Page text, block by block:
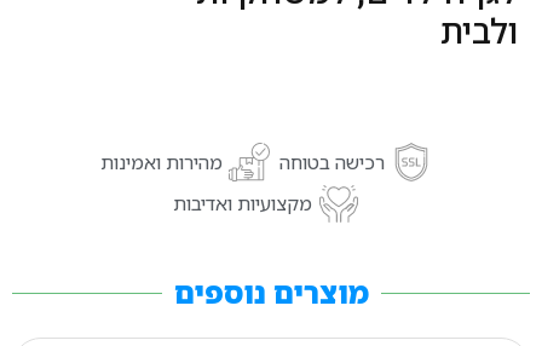
ולבית
רכישה בטוחה
מהירות ואמינות
מקצועיות ואדיבות
מוצרים נוספים